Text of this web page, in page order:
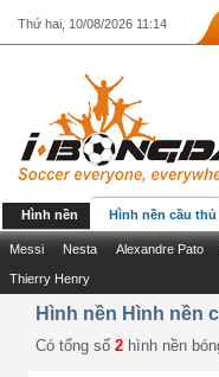
Thứ hai, 10/08/2026 11:14
Hình nền Hình nền cầu thủ
Messi Nesta Alexandre Pato
Thierry Henry
Hình nền Hình nền
Có tổng số 2 hình nền